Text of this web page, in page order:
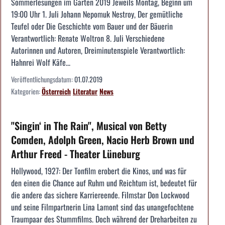
19:00 Uhr 1. Juli Johann Nepomuk Nestroy, Der gemütliche
Teufel oder Die Geschichte vom Bauer und der Bäuerin
Verantwortlich: Renate Woltron 8. Juli Verschiedene
Autorinnen und Autoren, Dreiminutenspiele Verantwortlich:
Hahnrei Wolf Käfe...
Veröffentlichungsdatum:01.07.2019
Kategorien:ÖsterreichLiteraturNews
"Singin‘ in The Rain", Musical von Betty
Comden, Adolph Green, Nacio Herb Brown und
Arthur Freed - Theater Lüneburg
Hollywood, 1927: Der Tonfilm erobert die Kinos, und was für
den einen die Chance auf Ruhm und Reichtum ist, bedeutet für
die andere das sichere Karriereende. Filmstar Don Lockwood
und seine Filmpartnerin Lina Lamont sind das unangefochtene
Traumpaar des Stummfilms. Doch während der Dreharbeiten zu